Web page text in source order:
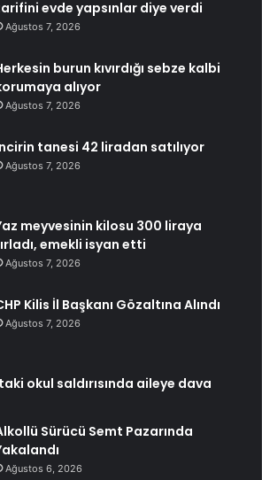
evde yapsınlar diye verdi
Ağustos 7, 2026
burun kıvırdığı sebze kalbi
alıyor
Ağustos 7, 2026
tanesi 42 liradan satılıyor
Ağustos 7, 2026
meyvesinin kilosu 300 liraya
emekli isyan etti
Ağustos 7, 2026
Kilis İl Başkanı Gözaltına Alındı
Ağustos 7, 2026
okul saldırısında aileye dava
Sürücü Semt Pazarında
Ağustos 6, 2026